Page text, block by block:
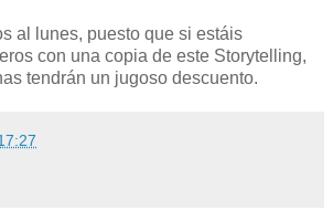
al lunes, puesto que si estáis
con una copia de este Storytelling,
tendrán un jugoso descuento.